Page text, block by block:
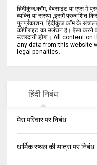
हिंदीकुंज.कॉम, वेबसाइट या एप्स में
व्यक्ति या संस्था ,इसमें प्रकाशित
पुनर्प्रकाशन, हिंदीकुंज.कॉम के
कॉपीराइट का उलंघन है। ऐसा करने
उत्तरदायी होगा। All content
any data from this website
legal penalties.
हिंदी निबंध
मेरा परिवार पर निबंध
धार्मिक स्थल की यात्रा पर निबंध